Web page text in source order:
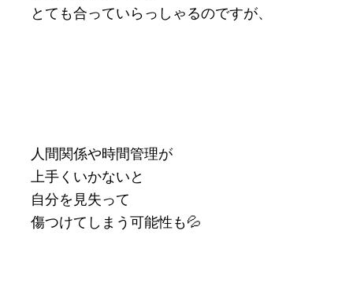
とても合っていらっしゃるのですが、
人間関係や時間管理が
上手くいかないと
自分を見失って
傷つけてしまう可能性も💦